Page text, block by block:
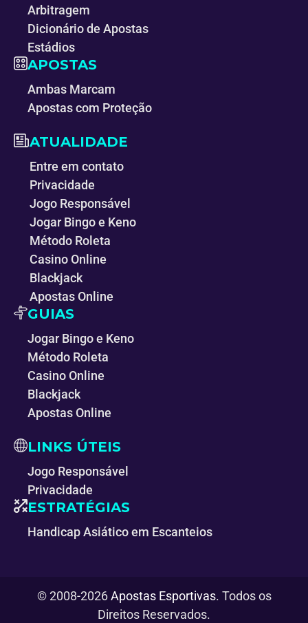
Arbitragem
Dicionário de Apostas
Estádios
APOSTAS
Ambas Marcam
Apostas com Proteção
ATUALIDADE
Entre em contato
Privacidade
Jogo Responsável
Jogar Bingo e Keno
Método Roleta
Casino Online
Blackjack
Apostas Online
GUIAS
Jogar Bingo e Keno
Método Roleta
Casino Online
Blackjack
Apostas Online
LINKS ÚTEIS
Jogo Responsável
Privacidade
ESTRATÉGIAS
Handicap Asiático em Escanteios
© 2008-2026Apostas Esportivas. Todos os
Direitos Reservados.